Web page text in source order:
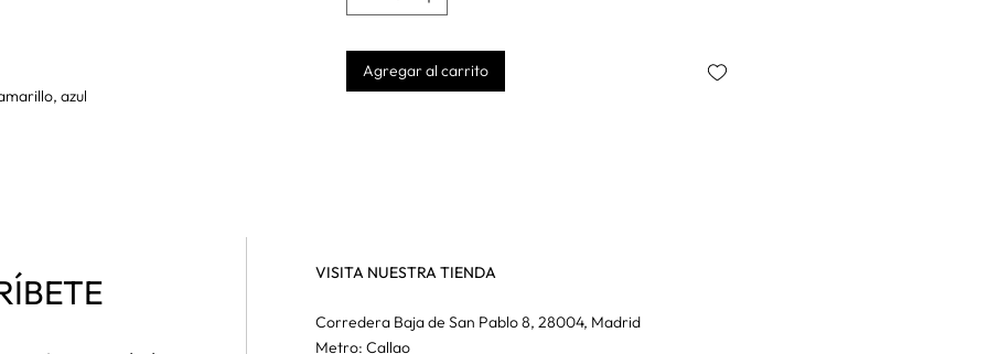
azul
Agregar al carrito
VISITA NUESTRA TIENDA
Corredera Baja de San Pablo 8, 28004, Madrid
Metro: Callao